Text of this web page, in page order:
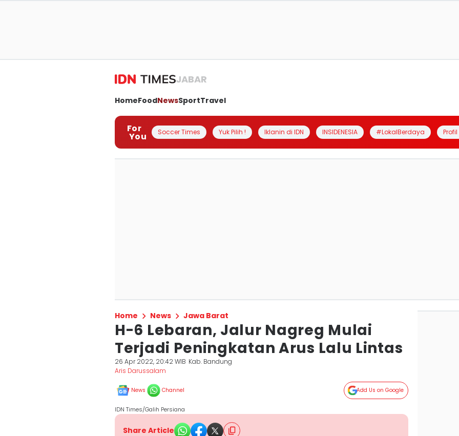
JABAR
HomeFoodNewsSportTravel
For
You Soccer Times Yuk Pilih ! Iklanin di IDN INSIDENESIA #LokalBerdaya
Home News Jawa Barat
H-6 Lebaran, Jalur Nagreg Mulai
Terjadi Peningkatan Arus Lalu Lintas
26 Apr 2022, 20:42 WIB Kab. Bandung
Aris Darussalam
News Channel Add Us on Google
IDN Times/Galih Persiana
Share Article